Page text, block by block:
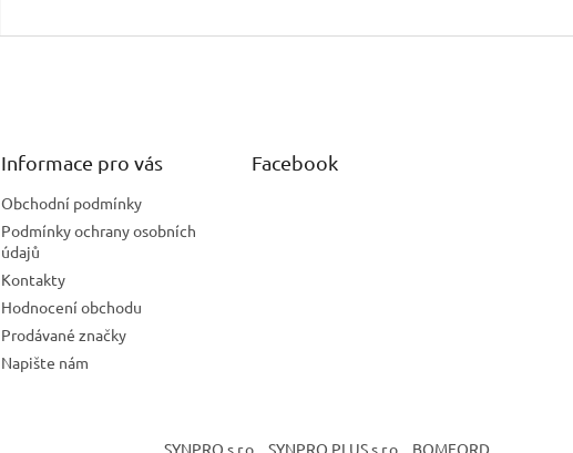
Informace pro vás
Obchodní podmínky
Podmínky ochrany osobních
údajů
Kontakty
Hodnocení obchodu
Prodávané značky
Napište nám
Facebook
SYNPRO s.r.o. SYNPRO PLUS s.r.o. BOMFORD